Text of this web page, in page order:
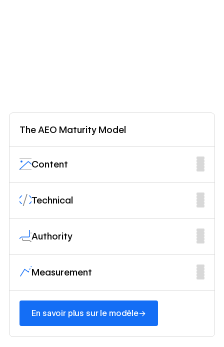
The AEO Maturity Model
Content
Technical
Authority
Measurement
En savoir plus sur le modèle→
En savoir plus sur le modèle